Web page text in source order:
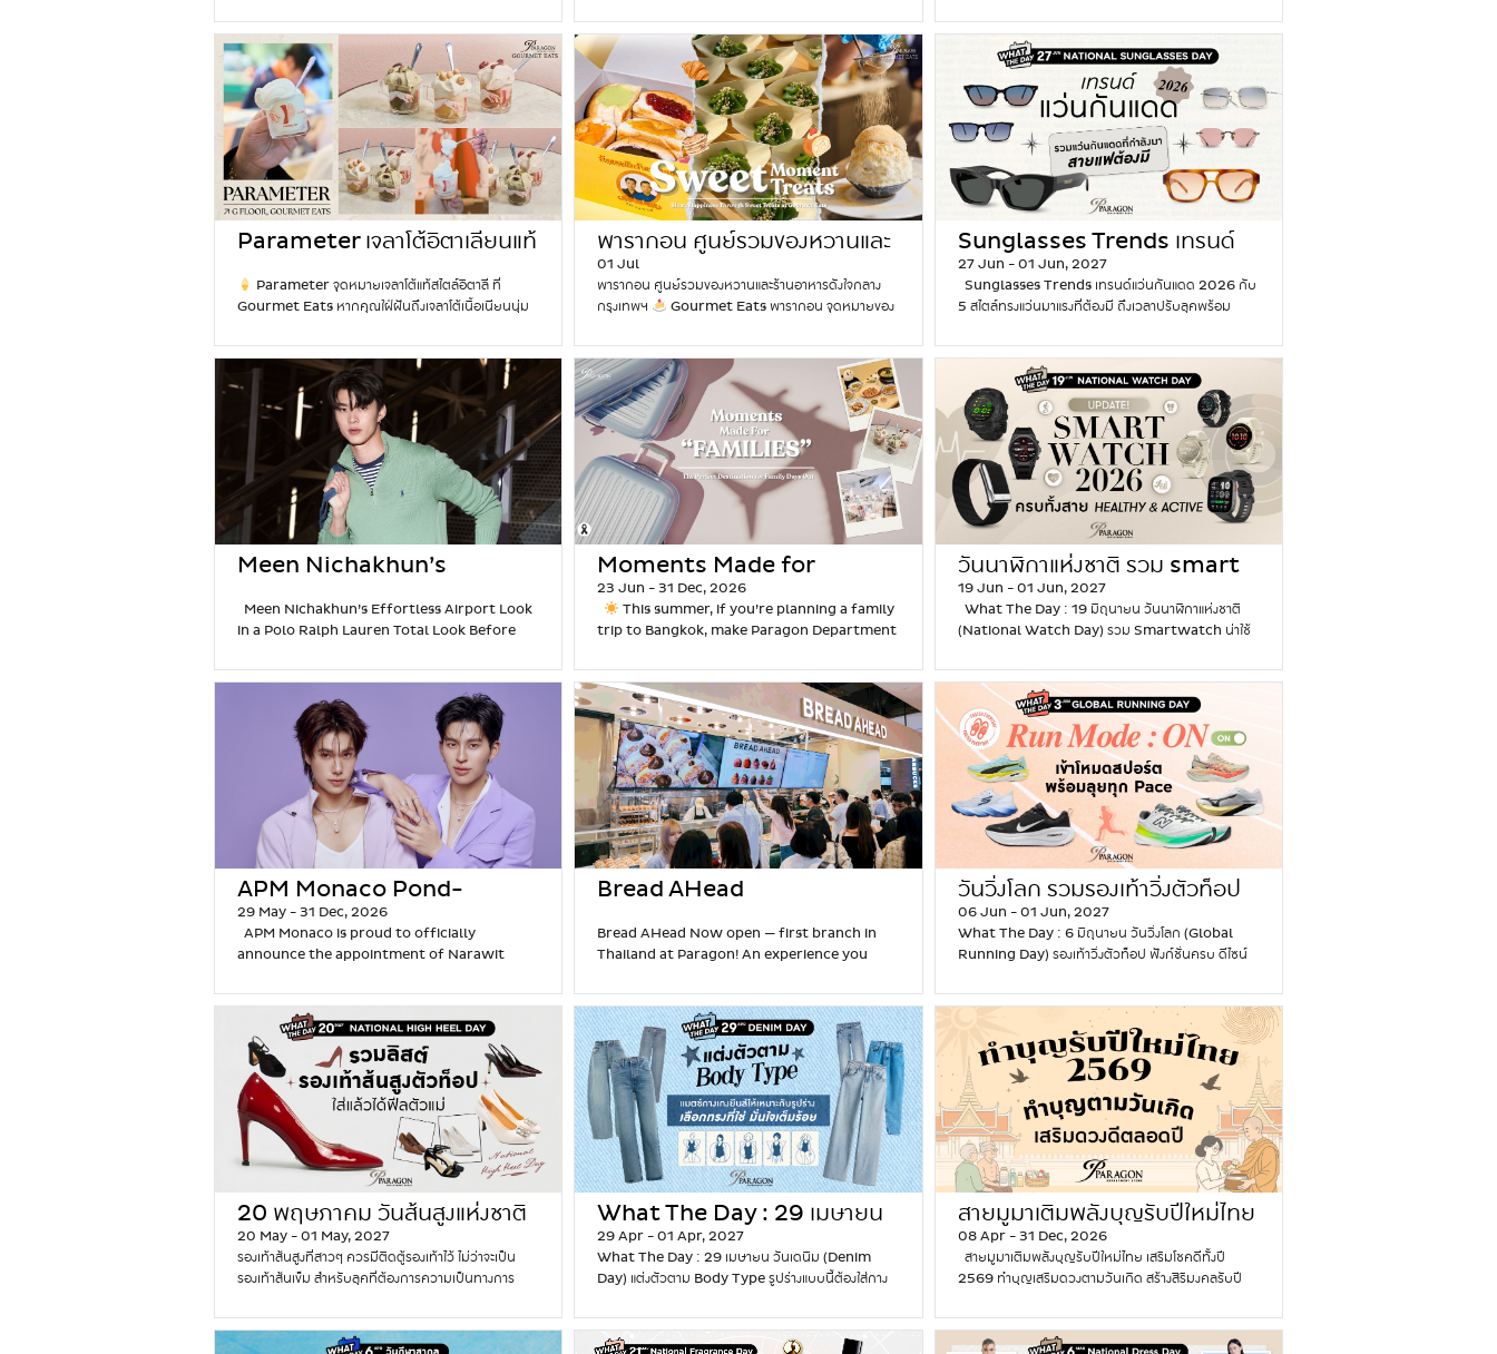
c
k
h
e
t
h
e
o
’
r
e
a
D
o
g
S
l
a
t
S
l
v
e
ลิ
ส
ติ
ก
เ
ส
ริ
ม
ด
ว
ต
า
วั
น
กิ
ด
น
ไ
ว
น์
แ
ล
ะ
ชี
ส
แ
ห่
ช
า
(
N
t
o
n
i
n
e
a
d
h
e
e
s
e
D
a
y
จึงมีความเสี่ยงเรื่องรายจ่าย ระวังกระเป๋ารั่วไหล และความ
เสี่ยงด้านการลงทุน ความรัก: คนมีคู่ระวังปัญหาเรื่อง
อารมณ์และความปากไว เลี่ยงการพูดประชดประชัน หาก
ปรับความเข้าใจกันได้ จะผ่านอุปสรรคไปสู่ความสัมพันธ์ที่
มั่นคงขึ้น คนโสดมีโอกาสเจอคนถูกใจ แต่ไม่ควรเปิดใจ
ทั้งหมดทันที ควรใช้เวลาศึกษาดูใจให้รอบคอบก่อน
สุขภาพและเรื่องต้องระวัง: ยังมีเรื่องที่ต้องระวังเพราะเป็นปี
ชง ให้ระวังเรื่องอุบัติเหตุ ของมีคม สุขภาพทางเดินอาหาร
เสริมดวงคนเกิดปีชวดครึ่งปีหลัง 2569: แนะนำให้ทำบุญ
เกี่ยวกับการศึกษา…
Continue readingเ
ปิ
ด
ว
ง
2
นั
ร
ค
รึ่
ง
ลั
ง
5
6
9
พ
ร้
อ
ม
เ
ค
ล็
บ
เ
ริ
ด
ง
ร
จำ
นั
ก
ต
ร
หรือกลับมาผจญภัยอีกครั้ง ข้าวเหนียวมะม่วงของ
วรัญญาคือเมนูที่ไม่ควรพลาด ที่จะทำให้การเดินทางของ
คุณหวานขึ้นไปอีก
คำถามที่พบบ่อยเกี่ยวกับวรัญญา
(FAQ) วรัญญา ที่ Gourmet Eats อยู่ชั้นไหน?
วรัญญาตั้งอยู่ที่ชั้น G ของ Gourmet Eats สยามพารา
กอน ข้าวเหนียวมะม่วงของวรัญญามีจุดเด่นอย่างไร? ใช้
ข้าวเหนียวหอมกรุ่นอบด้วยกะทิเข้มข้น คู่กับมะม่วงสุก
หวานฉ่ำ คัดสรรจากวัตถุดิบพรีเมียมและรสชาติต้นตำรับ
ทำไมข้าวเหนียวมะม่วงถึงเป็นของหวานสุดไอคอนิกของ
ไทย? เพราะเป็นของหวานที่เรียบง่ายแต่กลมกล่อม ผสาน
ความหวานมันของกะทิเข้ากับความสดชื่นของมะม่วงสุก
จนกลายเป็นเมนูที่ครองใจคนไทยและนักท่องเที่ยวมา
หลายชั่วอายุคน วรัญญาเหมาะกับใคร? เหมาะกับนักท่อง
เที่ยวที่อยากลองของหวานไทยแท้ระหว่างเที่ยวกรุงเทพฯ
และคนที่ชื่นชอบข้าวเหนียวมะม่วงต้นตำรับ
ที่ตั้ง:
รั
ญ
ญ
า
ข้
า
ว
เ
นี
ม
ะ
ว
ง
ต้
น
ตำ
รั
บ
ที่
G
o
E
a
t
s
ส
ย
า
ม
พ
า
า
น
หวานอมเปรี้ยว สดชื่น ตัดรสได้ลงตัว
ทำไมต้องลอง
ขนมปังปิ้ง China Town Yaowarat ไม่ว่าคุณจะเป็น
สายสตรีทฟู้ดตัวจริง หรือแค่กำลังตามหาของหวานทาน
เพลินระหว่างช้อปปิ้ง ขนมปังปิ้ง China Town
Yaowarat คือเมนูที่ไม่ควรพลาด
คำถามที่พบบ่อย
เกี่ยวกับ…
Continue readingC
h
i
o
n
Y
o
w
a
r
a
t
ข
น
ปั
ง
ง
เ
า
ถ่
า
น
อ
ง
ที่
G
o
r
m
t
a
t
s
ส
า
ม
พ
ร
ก
อ
สด คือจุดหมายที่ไม่ควรพลาด ขึ้นชื่อเรื่องของหวานที่ได้
แรงบันดาลใจจากใบเตย 100% หยกสดเปลี่ยนวัตถุดิบ
ไทยแท้ให้กลายเป็นของหวานสวยงามที่ทั้งต้นตำรับและน่า
จดจำ
ขึ้นชื่อเรื่องกลิ่นหอมใบเตยธรรมชาติและสี
เขียวสดใส ของหวานทุกจานที่หยกสดเชิดชูเสน่ห์แห่ง
มรดกอาหารไทย พร้อมเติมความร่วมสมัยเข้าไปอย่าง
ลงตัว ผลลัพธ์คือคอลเลกชันของหวานที่สวยงามทั้งรูป
ลักษณ์และรสชาติ
เมนูเด็ดที่ต้องลองที่หยกสด
เปียกปูนกะทิ ขนมเปียกปูนเนื้อนุ่มเด้ง หอมกลิ่นใบเตย
ธรรมชาติ สีเขียวสดใส ราดด้วยหัวกะทิข้นๆ หวานมัน
กลมกล่อม เป็นของหวานไทยโบราณที่ให้รสสัมผัสนุ่ม
หอมเทียนอบอ่อนๆ อันเป็นเอกลักษณ์ ให้รสหวานละมุน
และสัมผัสเบาสบายปาก เหมาะสำหรับคนที่ชื่นชอบของ
หอมกลิ่นใบเตยสด ม้วนเป็นแท่งบางกรอบ ให้รสหวาน
กำลังดีและความกรอบที่เป็นเอกลักษณ์ เหมาะเป็นของว่าง
ทานเล่นหรือของฝากติดไม้ติดมือ ลอดช่องน้ำตาลไหม้
ลอดช่องเนื้อเหนียวนุ่ม ราดด้วยน้ำเชื่อมน้ำตาลไหม้หอม
กรุ่นแทนน้ำเชื่อมแบบดั้งเดิม ให้รสชาติหวานเข้มลึกและ
กลิ่นคาราเมลที่เป็นเอกลักษณ์ไม่เหมือนใคร
ทำไม
หยกสดถึงเป็นจุดหมายที่ไม่ควรพลาด ไม่ว่าคุณจะเป็น
คนรักของหวานตัวจริง หรือนักท่องเที่ยวที่อยากค้นหา
รสชาติไทยแท้ หยกสดพร้อมพาคุณเดินทางสู่ความหวาน
ในวัฒนธรรมของหวานไทยอันล้ำค่า
คำถามที่พบ
บ่อยเกี่ยวกับหยกสด (FAQ) หยกสด ที่ Gourmet
Eats อยู่ชั้นไหน? หยกสดตั้งอยู่ที่ชั้น G ของ Gourmet
อะไร? เมนูซิกเนเจอร์ขายดีที่สุดคือ อินทนิล เม็ดสาคูใบ
เตยเหนียวนุ่ม เสิร์ฟในกะทิเทียนหอมกรุ่น หยกสดมีเมนู
อินทนิล…Continue readingห
ข
อ
ง
ห
ว
า
ใ
บ
ต
ย
แ
ท้
1
0
0
%
ที่
o
r
m
t
ดั้งเดิมในทริปเที่ยวกรุงเทพฯ ของคุณไหม? เหมาะกับ
อากาศร้อนของกรุงเทพฯ สุดๆ เช็งซิมอี๊ มีของหวานไทย-
จีนแบบดั้งเดิมหลากหลายเมนู เสิร์ฟแบบเย็นเจี๊ยบ ผสาน
ความหวานละมุนเข้ากับความสดชื่นที่ช่วยให้วันนั้นสดใส
ขึ้นทันที ไม่ว่าคุณจะกำลังพักจากการช้อปปิ้ง หรือกำลัง
ตามหาวัฒนธรรมอาหารท้องถิ่น นี่คือประสบการณ์ของ
หวานที่ไม่ควรพลาด
เมนูเด็ดที่ต้องลองที่เช็งซิ
สร้างของหวานสไตล์คุณเอง รวมมิตรน้ำกะทิ ของ
หวานถ้วยรวมความอร่อยหลากชนิด ทั้งเผือก มัน
ลูกชิด ข้าวเหนียว และวุ้นหลากสี ราดด้วยน้ำกะทิหอมมัน
เข้มข้น ตัดรสด้วยน้ำแข็งเย็นฉ่ำ ครบเครื่องทุกความ
อร่อยในถ้วยเดียว ชุดลอดช่อง เส้นลอดช่องสีเขียวหอม
กลิ่นใบเตย เนื้อเหนียวนุ่มกำลังดี เสิร์ฟพร้อมกะทิสด
หวานมันและน้ำแข็งไสเย็นชื่นใจ เมนูของหวานไทยคลาสสิก
เนียนนุ่ม หอมกลิ่นสมุนไพรอ่อนๆ ราดด้วยนมสดหวาน
มัน ตัดกับความเย็นของน้ำแข็ง ให้รสชาติหวานมัน
กลมกล่อมและเนื้อสัมผัสที่นุ่มละมุนในทุกคำ จั้มบ๊ะ ของ
หวานจีนโบราณสูตรดั้งเดิม เสิร์ฟพร้อมส่วนผสมหลาก
หลายทั้งเนื้อสัมผัสกรุบกรอบและเหนียวนุ่ม ในน้ำเชื่อม
หอมหวาน ให้รสชาติที่เป็นเอกลักษณ์และเข้มข้นแบบต้น
ตำรับ หนึ่งในความน่าสนใจของเช็งซิมอี๊คือความอิสระใน
การปรุงถ้วยของหวานของคุณเองด้วยท็อปปิ้งที่ชื่นชอบ
ผสมและจับคู่วัตถุดิบเพื่อสร้างของหวานที่เป็นสไตล์เฉพาะ
ตัวคุณ!
🫘 อย่าลืมสัมผัสรสชาติวัฒนธรรมของ
หวานไทย-จีน และค้นหาว่าทำไมคนหลายรุ่นถึงหลงรัก
ของหวานเย็นชื่นใจเหล่านี้
คำถามที่พบบ่อยเกี่ยวกับ
เช็งซิมอี๊ (FAQ) เช็งซิมอี๊ ที่ Gourmet Eats อยู่ชั้น
ไหน? เช็งซิมอี๊ตั้งอยู่ที่ชั้น G ของ Gourmet…
Continue readingเ
ง
ซิ
ม
อี๊
ข
อ
ง
ห
ว
า
น
ท
ย
จี
น
ต้
น
ตำ
รั
บ
ที่
G
o
u
r
m
e
E
ร้านของหวานสุดโปรดในประเทศไทย After You คือชื่อ
ที่ทั้งคนไทยและนักท่องเที่ยวต่างพูดถึงไม่หยุด ขึ้นชื่อเรื่อง
วัตถุดิบพรีเมียม รสชาติที่ให้ความรู้สึกอบอุ่นใจ และการ
ต้อนรับที่เป็นกันเอง After You มอบของหวานที่ให้
ความรู้สึกเหมือนทำด้วยความใส่ใจแบบโฮมเมด ผสม
ผสานกับบรรยากาศร้านที่อบอุ่นสบายๆ ทำให้ที่นี่เป็น
สถานที่ที่เหมาะสำหรับการพักผ่อน แบ่งปันช่วงเวลาแสน
หวาน และสร้างความทรงจำที่ไม่มีวันลืมร่วมกับ
ครอบครัวและเพื่อนฝูง
เมนูเด็ดที่ต้องลองที่
After You
Dirty Coffee เมนูกาแฟซิกเนเจอร์
ของ After You ที่เสิร์ฟแบบแยกชั้นสวยงามระหว่างนม
เย็นจัดกับช็อตเอสเปรสโซ่ร้อนที่ราดอยู่ด้านบน ดื่มแล้วได้
สัมผัสรสเข้มข้นของกาแฟค่อยๆ ผสานกับความนุ่มละมุน
ของนมในทุกจิบ เป็นหนึ่งในเมนูที่ลูกค้าสั่งประจำคู่กับของ
ขายสูงของ After You เนื้อฟูละเอียดละลายในปากทันที
มาพร้อมท็อปปิ้งหลากหลายที่ให้ทั้งความสดชื่นและความ
อร่อยในทุกคำ
After You Banana Cake &
Carrot Cake เค้กสูตรโฮมเมดขึ้นชื่อของร้าน เนื้อเค้ก
นุ่มหอม รสชาติกลมกล่อม เหมาะสำหรับจิบคู่กับชาหรือ
กาแฟยามพักผ่อน
Baby Éclair เอแคลร์ไซซ์มินิ น่า
รักน่าหยิบ เปลือกกรอบเบา สอดไส้ครีมเนื้อเนียนละมุน
เหมาะสำหรับสั่งหลายไส้มาแบ่งกันชิม…Continue
reading A
t
e
Y
o
ที่
G
o
u
r
m
e
t
E
a
t
s
ส
ย
ม
ร
า
ก
อ
น
ร้
า
น
อ
ง
ว
Parameter เจลาโต้อิตาเลียนแท้
ที่ Gourmet Eats สยามพารา
กอน
Parameter จุดหมายเจลาโต้แท้สไตล์อิตาลี ที่
Gourmet Eats หากคุณใฝ่ฝันถึงเจลาโต้เนื้อเนียนนุ่ม
Gourmet Eats สยามพารากอน
รังสรรค์จาก
วัตถุดิบชั้นเลิศด้วยเทคนิคดั้งเดิม Parameter เป็นที่
รู้จักในเรื่องเนื้อสัมผัสที่เนียนนุ่มเป็นพิเศษและรสชาติเข้ม
ข้น ที่ทำให้ทุกคำกลายเป็นความทรงจำที่น่าจดจำ เพียง
ลิ้มลองครั้งแรก คุณจะเข้าใจว่าทำไมคนรักเจลาโต้ตัวจริงถึง
สัมผัสได้ถึงความแตกต่าง
รสชาติเด่นที่ต้องลอง
ที่ Parameter
Fior di Panna – ครีมนอร์มังดีแท้
จากฝรั่งเศส
Tsujiki Hojicha – เบลนด์พิเศษจากสึ
จิกิ คัดสรรจากใบเท็นฉะที่ใช้ผลิตมัทฉะแบบดั้งเดิม
Tsujiki Matcha – เบลนด์พิเศษของ PARAMETER
จากสึจิกิ เมืองอุจิ ชิราคาวะ เกียวโต ให้รสอูมามิเข้มข้นและ
เฮเซลนัทชั้นเลิศจากแคว้นปีเยมอนเต ประเทศอิตาลี
Pistacchio di Bronte DOP – พิสตาชิโอ Bronte
Peanut Chiba Handachi –…Continue
readingP
r
t
r
า
โ
อิ
ต
ลี
ย
น
แ
ท้
G
o
u
r
e
พารากอน ศูนย์รวมของหวานและ
ร้านอาหารดังใจกลางกรุงเทพฯ
01 Jul
พารากอน ศูนย์รวมของหวานและร้านอาหารดังใจกลาง
กรุงเทพฯ
Gourmet Eats พารากอน จุดหมายของ
พิเศษ หรืออยากเติมความสดใสให้กับวันที่เหนื่อยล้า ของ
หวานอร่อยๆ ก็ช่วยเติมความหวานให้ชีวิตได้เสมอ หาก
คุณเป็นคนที่ชอบปิดท้ายมื้ออาหารหรือทริปเที่ยวด้วย
ของหวานสักจาน Gourmet Eats ที่สยามพารากอน
คือจุดหมายปลายทางที่ไม่ควรพลาดเมื่อมาเยือน
กรุงเทพฯ
มีอะไรให้เลือกบ้างที่ Gourmet
Eats ตั้งแต่เค้กหอมหวาน ไอศกรีมเย็นชื่นใจ ขนมไทย
แท้ๆ ไปจนถึงของหวานสไตล์นานาชาติ ที่นี่รวบรวมตัว
เลือกของหวานที่น่าลิ้มลองไว้มากมาย พร้อมความหลาก
หลายของร้านอาหารชื่อดังของกรุงเทพฯ ที่ทั้งคนไทยและ
นักท่องเที่ยวต่างหลงรัก มาไว้ในที่เดียวเพื่อความสะดวก
สบายสูงสุด
เพลิดเพลินกับประสบการณ์การรับ
ประทานอาหารที่ไม่รู้ลืม ตอบโจทย์ทุกความอยากตั้งแต่
เมนูคาวสุดอร่อยไปจนถึงของหวานปิดท้ายที่ต้านทานไม่
กรุงเทพฯ ของคุณ เพราะที่นี่คือศูนย์รวมร้านของหวาน
และร้านอาหารดังของกรุงเทพฯ ไว้ในจุดเดียว เดินทาง
สะดวก อยู่ใจกลางเมือง เหมาะสำหรับทั้งครอบครัว กลุ่ม
เพื่อน หรือนักเดินทางที่มีเวลาจำกัดแต่อยากลองของ
อร่อยให้ครบ
ร้านเด็ดแนะนำที่ Gourmet Eats
Parameter – ร้านเจลาโต้อิตาเลียนแท้ เนื้อเนียนนุ่ม
คัดสรรวัตถุดิบพรีเมียมจากทั่วโลก
After You –
ร้านของหวานสุดฮิตที่ทั้งคนไทยและนักท่องเที่ยวต่างหลง
รัก เนื้อขนมนุ่มละมุน หวานกำลังดี ให้ความรู้สึกอบอุ่น
แบบโฮมเมดในทุกคำ
เช็งซิมอี๊ (Cheng Sim Ei) –
ร้านของหวานจีนโบราณเจ้าดัง ขึ้นชื่อเรื่องขนมหวาน
สมุนไพรจีน…Continue reading
ร
า
อ
น
ศู
น
ย์
ร
ว
ม
ข
อ
ง
ว
า
แ
ล
Sunglasses Trends เทรนด์
แว่นกันแดด 2026 กับ 5 สไตล์
ทรงแว่นมาแรงที่ต้องมี
27 Jun - 01 Jun, 2027
Sunglasses Trends เทรนด์แว่นกันแดด 2026 กับ
5 สไตล์ทรงแว่นมาแรงที่ต้องมี ถึงเวลาปรับลุคพร้อม
ที่ปีนี้มาพร้อมกับแว่นกันแดดหลากหลายดีไซน์ที่ตอบ
โจทย์ทุกสไตล์ ตั้งแต่ลุคเรียบหรู คลาสสิก ไปจนถึงลุค
สปอร์ต แฟชั่นสุดล้ำ และสไตล์วินเทจที่ช่วยสร้างลุคได้แบบ
ไม่ซ้ำใคร ไม่ว่าคุณจะชอบแต่งตัวแบบไหน ก็สามารถเลือก
แว่นกันแดดที่เข้ากับบุคลิกและรูปหน้าได้ง่ายขึ้น มาอัปเดต
เทรนด์แว่นกันแดด 2026 ว่าแว่นกันแดดทรงไหนมาแรง
กันดีกว่า ไม่ว่าจะสายมินิมอล สายสปอร์ต หรือสายแฟชั่น
ตัวจริง ปีนี้มีแว่นคู่ใจที่เหมาะกับคุณแน่นอน แว่นกันแดด
กรอบโอเวอร์ไซซ์ (Oversized) ดีไซน์แว่นกันแดดกรอบ
โอเวอร์ไซซ์ จะเป็นกรอบแว่นขนาดใหญ่ที่ให้ลุคหรูหราแบบ
Old Money และช่วยให้ลุคดูเป็นสายแฟชั่นจัดเต็ม ดูหรู
ดูแพง มีออร่า และยังเป็นดีไซน์ที่ใส่ง่าย ช่วยพรางใบหน้า
และป้องกันแดดได้ดี แนะนำให้เลือกแว่นกันแดดเลนส์สีเข้ม
หรือเลนส์ไล่เฉดสี (Gradient) จะให้ลุคที่ดูคลาสสิกมาก
กันแดดกรอบโอเวอร์ไซส์ช่วยให้ใบหน้าดูมีสไตล์และโดด
เด่นขึ้น • หน้ากลม (Round) – กรอบเหลี่ยมแบบโอ
เวอร์ไซซ์จะช่วยให้หน้าดูเรียวขึ้น • หน้าหัวใจ (Heart)
– กรอบโอเวอร์ไซซ์จะช่วยบาลานซ์ช่วงหน้าผากให้ดู
สมส่วนขึ้น เหมาะกับลุค: Quiet Luxury, Old
Money, Minimal Chic, Airport Look, Glam &
Fashionista แว่นกันแดด DOLCE & GABBANA…
Continue reading
u
l
a
s
s
s
r
e
d
s
เ
ท
ร
น
ด์
แ
ว่
กั
น
Meen Nichakhun’s
Effortless Airport Look in
a Polo Ralph Lauren Total
Milan
Meen Nichakhun’s Effortless Airport Look
in a Polo Ralph Lauren Total Look Before
airport look of Meen Nichakhun
Khajornburiruk (@meennicha8) before her
departure to Milan, Italy to attend the
Ralph Lauren Purple Label & Polo Ralph
Lauren Spring 2027 Collections at Palazzo
Ralph Lauren on June 19, 2026. Total Look:
Polo Ralph Lauren Meen arrived in a
complete Polo Ralph Lauren total…
Continue readingM
e
n
N
i
h
k
h
u
n
E
o
r
t
l
s
s
Moments Made for
Families
23 Jun - 31 Dec, 2026
This summer, if you’re planning a family
trip to Bangkok, make Paragon Department
unforgettable moments together.
Looking for quality family time? Think
Paragon Department Store, a destination
where shopping, dining, and family
experiences come together all in one place.
Whether you’re searching for stylish
finds for little ones, creative lifestyle
essentials, adventure-ready collections for
outdoor activities, or indulging in
premium…Continue reading
M
e
n
s
M
a
d
e
f
o
F
a
m
i
i
e
วันนาฬิกาแห่งชาติ รวม smart
watch 2026
19 Jun - 01 Jun, 2027
What The Day : 19 มิถุนายน วันนาฬิกาแห่งชาติ
(National Watch Day) รวม Smartwatch น่าใช้
นาฬิกาอัจฉริยะที่รู้จักร่างกายคุณมากกว่าที่คุณคิด จาก
นาฬิกาธรรมดาเทคโนโลยีได้พัฒนามาสู่การเป็น นาฬิกา
สมาร์ทวอทช์ ที่มีฟังก์ชั่นมากมายนอกจากแค่บอกเวลา
ไม่ว่าจะเป็น ฟังก์ชั่นดูแลสุขภาพ 24 ชั่วโมง ที่สามารถเช็ก
สุขภาพโดยรวมได้ทุกวัน รวมไปถึงการติดตามการออก
กำลังกาย โปรแกรมฝึกซ้อมสำหรับนักกีฬา ซึ่งทุกข้อมูลจะ
ถูกจัดเก็บอยู่บนข้อมือและเชื่อมต่อไปยังสมาร์ทโฟน และ
ในปัจจุบันเทรนด์รักสุขภาพกำลังมาแรง ทุกคนหันมาออก
กำลังกาย ดูแลตัวเองกันมากขึ้น และสุขภาพที่ดีต้องเริ่ม
จากการเข้าใจร่างกายตัวเองในทุกช่วงเวลา เพราะฉะนั้น
Smart Watch จึงตอบโจทย์ทั้งเรื่องออกกำลังกายและ
เรื่องสุขภาพได้เป็นอย่างดี เราเลยมี Smart Watch
2026 มาอัปเดตไว้ให้สายสุขภาพได้มีกันไว้สักเรือน สมา
ร์ทวอทช์แนะนำ สำหรับสายลุย Garmin Instinct 3
วิ่ง นักเดินป่า นักปั่นจักรยาน นักผจญภัย มาพร้อม
ฟีเจอร์วิเคราะห์การฝึกซ้อม พร้อมระบุกล้ามเนื้อที่ใช้งาน
ช่วยให้การออกกำลังกายมีประสิทธิภาพมากขึ้น พร้อม
ฟีเจอร์ติดตามการนอนหลับขั้นสูงสำหรับนักเดินป่ารุ่นนี้มี
ไฟฉาย LED ในตัว ปรับความสว่างได้ มีโหมดไฟกะพริบ
ใช้งานฉุกเฉิน ระบบ GPS แม่นยำสูงด้วยชิป Multi-
Band GNSS ร่วมกับเทคโนโลยี SatlQ…Continue
readingวั
น
น
ฬิ
า
แ
ง
ช
APM Monaco Pond-
Phuwin
29 May - 31 Dec, 2026
APM Monaco is proud to officially
announce the appointment of Narawit
Tangsakyuen (Phuwin) as Friends of APM
Monaco Thailand. The two are the first
Thais ever to take on this role, chosen for
their distinctive personal styles that
perfectly embody the essence of APM
Monaco — modernity, fashion, and a radiant
smile — as seen through a fashion set
featuring both wearing lilac-toned jewelry
from…Continue readingA
P
M
o
n
c
o
Bread AHead
Bread AHead Now open — first branch in
Thailand at Paragon! An experience you
Shop” concept from Bread Ahead, where
doughnuts are freshly fried right in front
of you. Featuring a Live Baking Theatre that
lets customers witness every step of the
process — from dough preparation using an
exclusive Brioche recipe, to a 3-day dough
fermentation process for a softer, lighter
texture…Continue readingB
r
e
a
A
H
a
d
วันวิ่งโลก รวมรองเท้าวิ่งตัวท็อป
06 Jun - 01 Jun, 2027
What The Day : 6 มิถุนายน วันวิ่งโลก (Global
Running Day) รองเท้าวิ่งตัวท็อป ฟังก์ชั่นครบ ดีไซน์
ดีแค่เรื่องความเบา แต่ถูกออกแบบมาเพื่อรองรับทุกการ
เคลื่อนไหว ตั้งแต่รองเท้าวิ่งรุ่นที่ซัพพอร์ตแรงกระแทกได้ดี
ช่วยให้ผู้วิ่งรู้สึกมีความมั่นคง และมีความคล่องตัวในทุก
ก้าวที่วิ่ง รวมทั้งรองเท้าวิ่งในปัจจุบันยังมีดีไซน์ที่ล้ำสมัย
ผสมผสานกับเทคโนโลยีนวัตกรรมการผลิตรวมถึงวัสดุ
ที่ทันสมัย ทำให้รองเท้าวิ่งกลายเป็นทั้งไอเทมแฟชั่นและไอ
เทมในชีวิตประจำวันคู่ใจของสายวิ่ง คนที่ชอบออกกำลัง
กาย ไปจนถึงคนที่อยากเริ่มต้นออกกำลังกายไปแล้ว เรา
เลยรวมรองเท้าวิ่งตัวท็อปมาให้ จะสายวิ่งมืออาชีพหรือ
สายวิ่งมือใหม่ก็ต้องมีไว้ช่วยเพิ่มพลังใจและเพิ่มพลังขาไป
พร้อมกันเลย Puma Deviate NITRO™ Elite 4
รองเท้าวิ่งสาย Performance น้ำหนักเบา ตอบสนองไว
รองเท้าวิ่ง Puma Deviate NITRO™ Elite 4 เป็น
รองเท้าวิ่งสายแข่งขันระดับตัวท็อป น้ำหนักเบาเพียง 170
สนองไว ให้ความมั่นคงสูงมากจึงเหมาะกับนักวิ่งที่ต้องการ
ทำความเร็วในระยะตั้งแต่ฟูลมาราธอนไปจนถึงซ้อมเทมโป้
20 พฤษภาคม วันส้นสูงแห่งชาติ
(National High Heel Day)
20 May - 01 May, 2027
รองเท้าส้นสูงที่สาวๆ ควรมีติดตู้รองเท้าไว้ ไม่ว่าจะเป็น
รองเท้าส้นเข็ม สำหรับลุคที่ต้องการความเป็นทางการ
มาก หรือวันที่ต้องการอัปลุคให้ดูแฟชั่นขึ้น หรือจะเป็น
รองเท้าส้นสูงที่มีสายรัดข้อเท้าที่สามารถแมตช์ได้กับทุ
What The Day : 29 เมษายน
วันเดนิม (Denim Day)
29 Apr - 01 Apr, 2027
What The Day : 29 เมษายน วันเดนิม (Denim
Day) แต่งตัวตาม Body Type รูปร่างแบบนี้ต้องใส่กาง
รูปร่าง กางเกงยีนส์ เป็นประเภทกางเกงที่ได้รับความนิยม
เป็นอย่างมากในผู้คนทุกเพศทุกวัน เพราะเป็นเครื่องแต่ง
สายมูมาเติมพลังบุญรับปีใหม่ไทย
เสริมโชคดีทั้งปี 2569
08 Apr - 31 Dec, 2026
สายมูมาเติมพลังบุญรับปีใหม่ไทย เสริมโชคดีทั้งปี
2569 ทำบุญเสริมดวงตามวันเกิด สร้างสิริมงคลรับปี
เป็นวันขึ้นปีใหม่ของไทยในปี 2569 เช่นกัน สายบุญสา
ยมูทั้งหลายคงกำลังเตรียมตัวเดินสายไปทำบุญกันอยู่